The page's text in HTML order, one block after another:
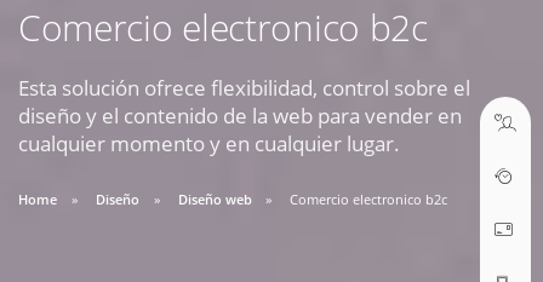
Comercio electronico b2c
Esta solución ofrece flexibilidad, control sobre el
diseño y el contenido de la web para vender en
cualquier momento y en cualquier lugar.
Home Diseño Diseño web Comercio electronico b2c
09:30 AM A 18:30 PM
soporte@webseo.cl
ABRIR TICKET